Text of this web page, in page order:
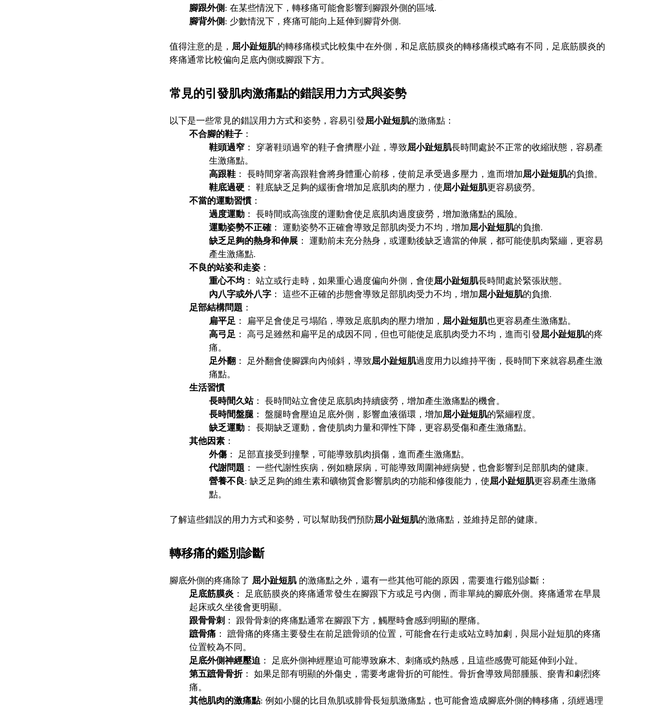
腳跟外側 : 在某些情況下，轉移痛可能會影響到腳跟外側的區域.
腳背外側 : 少數情況下，疼痛可能向上延伸到腳背外側.
值得注意的是， 屈小趾短肌的轉移痛模式比較集中在外側，和足底筋膜炎的轉移痛模式略有不同，足底筋膜炎的
疼痛通常比較偏向足底內側或腳跟下方。
常見的引發肌肉激痛點的錯誤用力方式與姿勢
以下是一些常見的錯誤用力方式和姿勢，容易引發屈小趾短肌的激痛點：
不合腳的鞋子 ：
鞋頭過窄 ： 穿著鞋頭過窄的鞋子會擠壓小趾，導致屈小趾短肌長時間處於不正常的收縮狀態，容易產
生激痛點。
高跟鞋 ： 長時間穿著高跟鞋會將身體重心前移，使前足承受過多壓力，進而增加屈小趾短肌的負擔。
鞋底過硬 ： 鞋底缺乏足夠的緩衝會增加足底肌肉的壓力，使屈小趾短肌更容易疲勞。
不當的運動習慣：
過度運動 ： 長時間或高強度的運動會使足底肌肉過度疲勞，增加激痛點的風險。
運動姿勢不正確 ： 運動姿勢不正確會導致足部肌肉受力不均，增加屈小趾短肌的負擔.
缺乏足夠的熱身和伸展 ： 運動前未充分熱身，或運動後缺乏適當的伸展，都可能使肌肉緊繃，更容易
產生激痛點.
不良的站姿和走姿 ：
重心不均 ： 站立或行走時，如果重心過度偏向外側，會使屈小趾短肌長時間處於緊張狀態。
內八字或外八字 ： 這些不正確的步態會導致足部肌肉受力不均，增加屈小趾短肌的負擔.
足部結構問題 ：
扁平足 ： 扁平足會使足弓塌陷，導致足底肌肉的壓力增加， 屈小趾短肌也更容易產生激痛點。
高弓足 ： 高弓足雖然和扁平足的成因不同，但也可能使足底肌肉受力不均，進而引發屈小趾短肌的疼
痛。
足外翻 ： 足外翻會使腳踝向內傾斜，導致屈小趾短肌過度用力以維持平衡，長時間下來就容易產生激
痛點。
生活習慣
長時間久站： 長時間站立會使足底肌肉持續疲勞，增加產生激痛點的機會。
長時間盤腿： 盤腿時會壓迫足底外側，影響血液循環，增加屈小趾短肌的緊繃程度。
缺乏運動 ： 長期缺乏運動，會使肌肉力量和彈性下降，更容易受傷和產生激痛點。
其他因素 ：
外傷： 足部直接受到撞擊，可能導致肌肉損傷，進而產生激痛點。
代謝問題 ： 一些代謝性疾病，例如糖尿病，可能導致周圍神經病變，也會影響到足部肌肉的健康。
營養不良: 缺乏足夠的維生素和礦物質會影響肌肉的功能和修復能力，使屈小趾短肌更容易產生激痛
點。
了解這些錯誤的用力方式和姿勢，可以幫助我們預防屈小趾短肌的激痛點，並維持足部的健康。
轉移痛的鑑別診斷
腳底外側的疼痛除了 屈小趾短肌的激痛點之外，還有一些其他可能的原因，需要進行鑑別診斷：
足底筋膜炎 ： 足底筋膜炎的疼痛通常發生在腳跟下方或足弓內側，而非單純的腳底外側。疼痛通常在早晨
起床或久坐後會更明顯。
跟骨骨刺 ： 跟骨骨刺的疼痛點通常在腳跟下方，觸壓時會感到明顯的壓痛。
蹠骨痛 ： 蹠骨痛的疼痛主要發生在前足蹠骨頭的位置，可能會在行走或站立時加劇，與屈小趾短肌的疼痛
位置較為不同。
足底外側神經壓迫： 足底外側神經壓迫可能導致麻木、刺痛或灼熱感，且這些感覺可能延伸到小趾。
第五蹠骨骨折： 如果足部有明顯的外傷史，需要考慮骨折的可能性。骨折會導致局部腫脹、瘀青和劇烈疼
痛。
其他肌肉的激痛點: 例如小腿的比目魚肌或腓骨長短肌激痛點，也可能會造成腳底外側的轉移痛，須經過理